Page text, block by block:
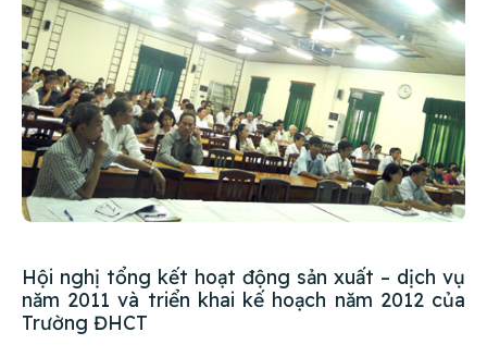
Hội nghị tổng kết hoạt động sản xuất – dịch vụ
năm 2011 và triển khai kế hoạch năm 2012 của
Trường ĐHCT